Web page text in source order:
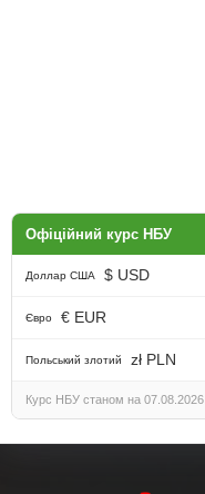
Офіційний курс НБУ
Доллар США $ USD
Євро € EUR
Польський злотий zł PLN
Курс НБУ станом на 07.08.2026